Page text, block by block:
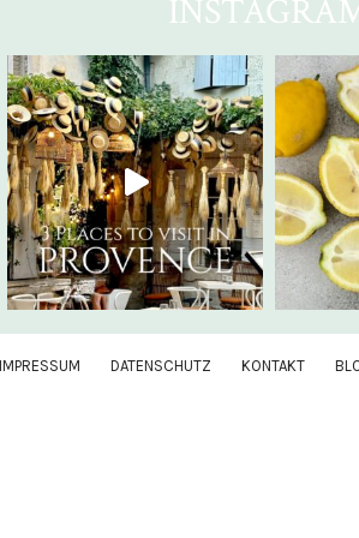
DATENSCHUTZ KONTAKT